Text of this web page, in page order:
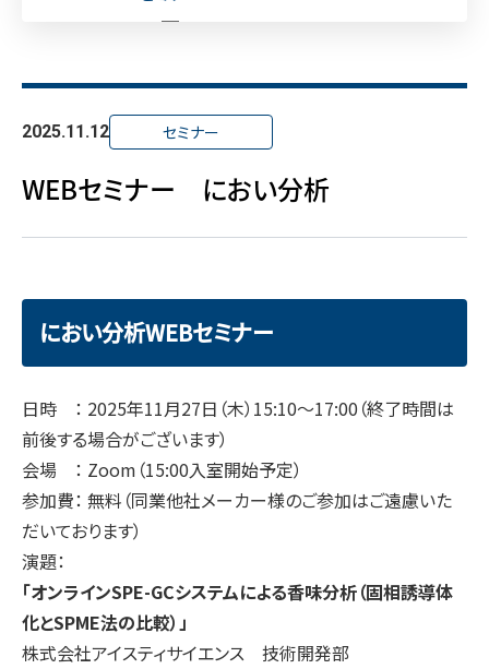
2025.11.12 セミナー
WEBセミナー におい分析
におい分析WEBセミナー
日時 ： 2025年11月27日（木）15:10～17:00（終了時間は
前後する場合がございます）
会場 ： Zoom（15:00入室開始予定）
参加費： 無料（同業他社メーカー様のご参加はご遠慮いた
だいております）
演題：
「オンラインSPE-GCシステムによる香味分析（固相誘導体
化とSPME法の比較）」
株式会社アイスティサイエンス 技術開発部